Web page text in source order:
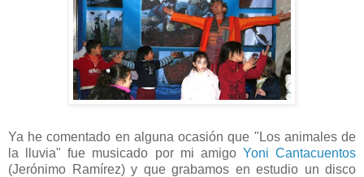
Ya he comentado en alguna ocasión que "Los animales de
la lluvia" fue musicado por mi amigo Yoni Cantacuentos
(Jerónimo Ramírez) y que grabamos en estudio un disco